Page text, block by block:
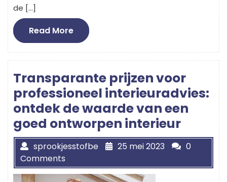
de […]
Read MoreRead
More
Transparante prijzen voor
professioneel interieuradvies:
ontdek de waarde van een
goed ontworpen interieur
sprookjesstofbe 25 mei 2023
0
Comments